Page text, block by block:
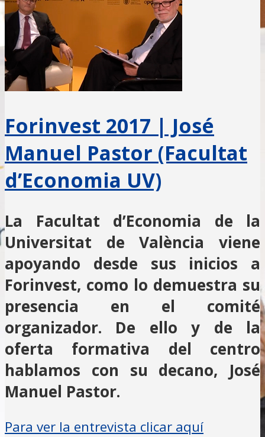
Forinvest 2017 | José
Manuel Pastor (Facultat
d’Economia UV)
La Facultat d’Economia de la
Universitat de València viene
apoyando desde sus inicios a
Forinvest, como lo demuestra su
presencia en el comité
organizador. De ello y de la
oferta formativa del centro
hablamos con su decano, José
Manuel Pastor.
Para ver la entrevista clicar aquí